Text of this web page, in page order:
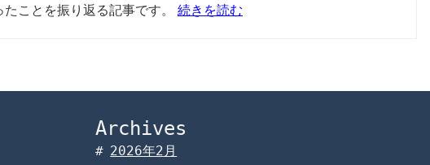
ことを振り返る記事です。 続きを読む
Archives
2026年2月